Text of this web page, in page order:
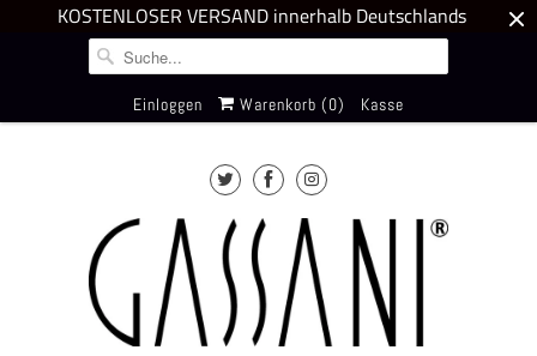
KOSTENLOSER VERSAND innerhalb Deutschlands
Einloggen Warenkorb (0) Kasse